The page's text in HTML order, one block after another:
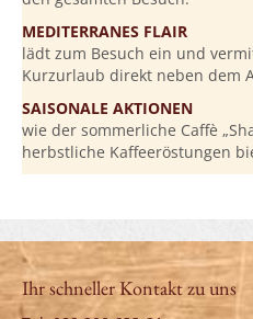
MEDITERRANES FLAIR
lädt zum Besuch ein und
Kurzurlaub direkt neben dem
SAISONALE AKTIONEN
wie der sommerliche Caffè
herbstliche Kaffeeröstungen
Ihr schneller Kontakt zu uns